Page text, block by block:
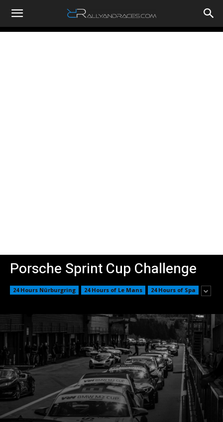
RallyandRaces.com
Porsche Sprint Cup Challenge
24 Hours Nürburgring 24 Hours of Le Mans 24 Hours of Spa